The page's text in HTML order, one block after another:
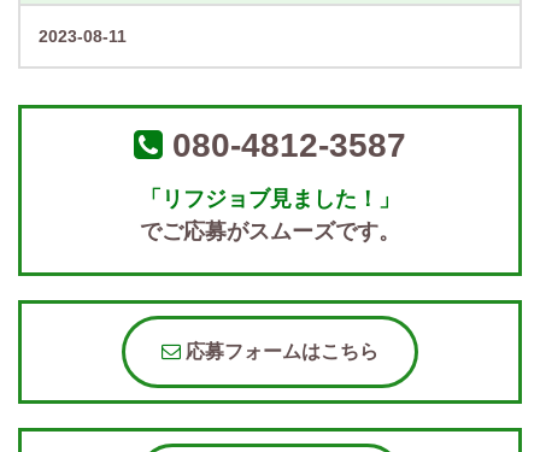
2023-08-11
080-4812-3587
「リフジョブ見ました！」
でご応募がスムーズです。
応募フォームはこちら